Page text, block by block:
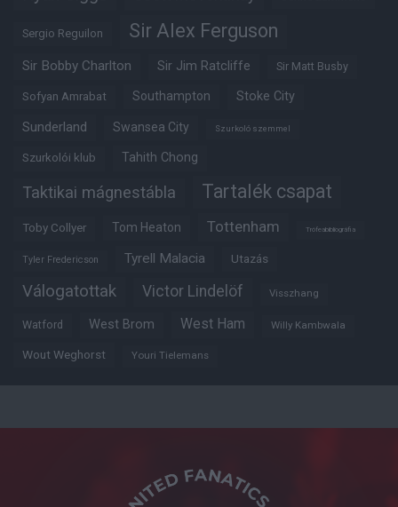
Sergio Reguilon Sir Alex Ferguson
Sir Bobby Charlton Sir Jim Ratcliffe Sir Matt Busby
Sofyan Amrabat Southampton Stoke City
Sunderland Swansea City Szurkoló szemmel
Szurkolói klub Tahith Chong
Taktikai mágnestábla Tartalék csapat
Toby Collyer Tom Heaton Tottenham Trófeabibliográfia
Tyler Fredericson Tyrell Malacia Utazás
Válogatottak Victor Lindelöf Visszhang
Watford West Brom West Ham Willy Kambwala
Wout Weghorst Youri Tielemans